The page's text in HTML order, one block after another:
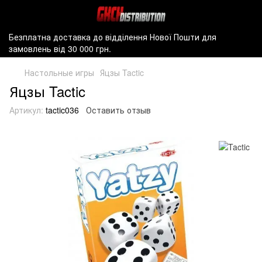
Безплатна доставка до відділення Нової Пошти для
замовлень від 30 000 грн.
Настольные игры Яцзы Tactic
Яцзы Tactic
Артикул: tactic036 Оставить отзыв